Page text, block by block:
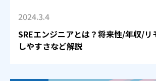
2024.3.4
SREエンジニアとは？将来性/年収/リ
しやすさなど解説